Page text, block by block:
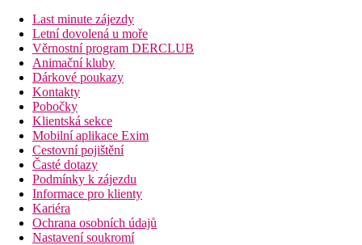
centrálně řízenou klimatizací.
Standard Pokoj (Economy):
Pokoje jsou vybavené vytápěním (centrálním), varnou konvicí
centrálně řízenou klimatizací.
Vzdálenosti
300 m
Turistické centrum
41 km
Vzdálenost od nejbližšího letiště
Fotogalerie
Last minute zájezdy
Letní dovolená u moře
Věrnostní program DERCLUB
Animační kluby
Dárkové poukazy
Kontakty
Pobočky
Klientská sekce
Mobilní aplikace Exim
Cestovní pojištění
Časté dotazy
Podmínky k zájezdu
Informace pro klienty
Kariéra
Ochrana osobních údajů
Nastavení soukromí